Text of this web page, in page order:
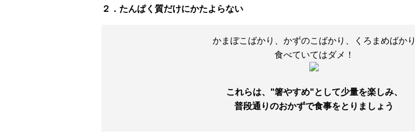
２．たんぱく質だけにかたよらない
かまぼこばかり、かずのこばかり、くろまめばかり
食べていてはダメ！
これらは、"箸やすめ"として少量を楽しみ、
普段通りのおかずで食事をとりましょう